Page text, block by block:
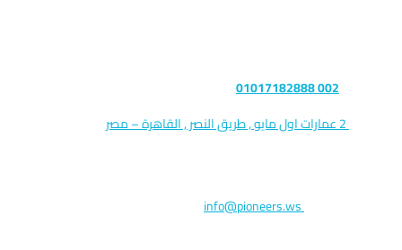
002 01017182888
2 عمارات اول مايو , طريق النصر , القاهرة – مصر
info@pioneers.ws